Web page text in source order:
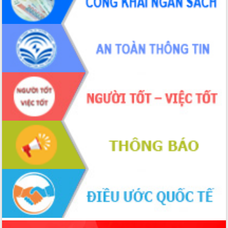
ứng để giữ vững thị trường xuất khẩu
Diễn đàn Kinh tế tư nhân Việt Nam đột
phá cơ chế - Hợp tác công tư
Đề án 06 tạo bước ngoặt đột phá trong
cải cách hành chính tỉnh Đắk Lắk
Kết nối tour, đẩy mạnh chuyển đổi số
để phát triển du lịch Đắk Lắk
Khởi động Dự án Đầu tư xây dựng hạ
tầng kỹ thuật Cụm công nghiệp Tân
Tiến
Gặp mặt các cơ quan báo chí nhân Kỷ
niệm 101 năm Ngày Báo chí Cách
mạng Việt Nam
Đắk Lắk sơ kết 4 năm triển khai thực
hiện Đề án 06 của Chính phủ
Họp báo thông tin về Hội nghị Công bố
Quy hoạch và Xúc tiến đầu tư tỉnh Đắk
Lắk
Khơi thông điểm nghẽn, đẩy nhanh
giải ngân vốn khắc phục thiên tai